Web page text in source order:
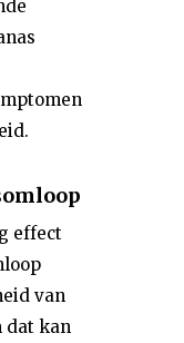
effect
van
dat kan